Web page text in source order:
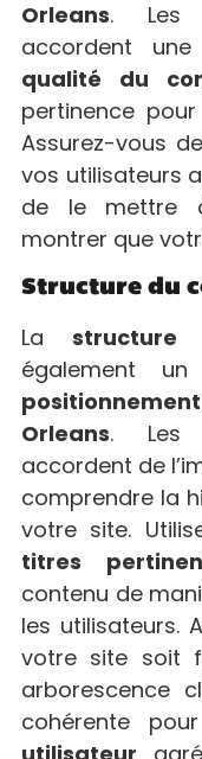
Orleans. Les
accordent
qualité du
pertinence
Assurez-vous
vos utilisateurs
de le mettre
montrer que
Structure du
Lastructure
également
Orleans. Les
accordent de
comprendre la
votre site.
titres
contenu de
les utilisateurs.
votre site soit
arborescence
cohérente